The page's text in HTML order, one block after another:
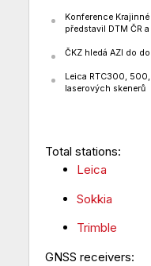
Konference
představil DTM ČR
ČKZ hledá AZI do
Leica RTC300,
laserových skenerů
Total stations:
Leica
Sokkia
Trimble
GNSS receivers: